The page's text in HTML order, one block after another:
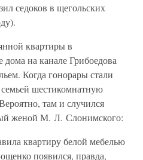
седоков в щегольских
квартиры в
дома на канале Грибоедова
Когда гонорары стали
шестикомнатную
там и случился
женой М. Л. Слонимского:
квартиру белой мебелью
появился, правда,